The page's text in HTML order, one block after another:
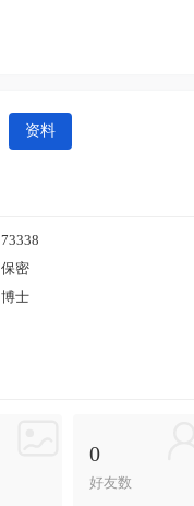
资料
73338
保密
博士
0
好友数